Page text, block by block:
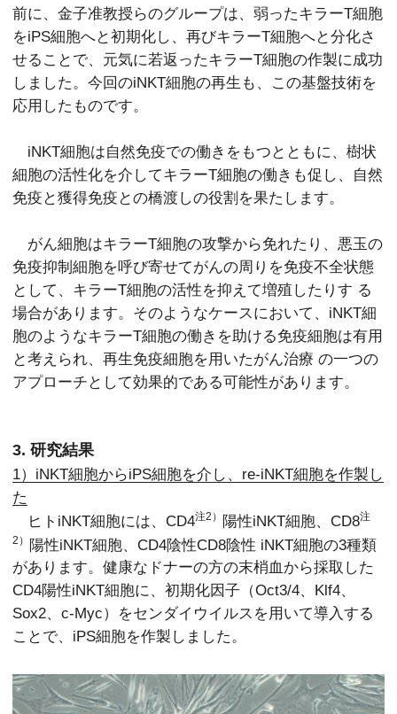
前に、金子准教授らのグループは、弱ったキラーT細胞
をiPS細胞へと初期化し、再びキラーT細胞へと分化さ
せることで、元気に若返ったキラーT細胞の作製に成功
しました。今回のiNKT細胞の再生も、この基盤技術を
応用したものです。
iNKT細胞は自然免疫での働きをもつとともに、樹状
細胞の活性化を介してキラーT細胞の働きも促し、自然
免疫と獲得免疫との橋渡しの役割を果たします。
がん細胞はキラーT細胞の攻撃から免れたり、悪玉の
免疫抑制細胞を呼び寄せてがんの周りを免疫不全状態
として、キラーT細胞の活性を抑えて増殖したりす る
場合があります。そのようなケースにおいて、iNKT細
胞のようなキラーT細胞の働きを助ける免疫細胞は有用
と考えられ、再生免疫細胞を用いたがん治療 の一つの
アプローチとして効果的である可能性があります。
3. 研究結果
1）iNKT細胞からiPS細胞を介し、re-iNKT細胞を作製し
た
ヒトiNKT細胞には、CD4注2）陽性iNKT細胞、CD8注
2）陽性iNKT細胞、CD4陰性CD8陰性 iNKT細胞の3種類
があります。健康なドナーの方の末梢血から採取した
CD4陽性iNKT細胞に、初期化因子（Oct3/4、Klf4、
Sox2、c-Myc）をセンダイウイルスを用いて導入する
ことで、iPS細胞を作製しました。